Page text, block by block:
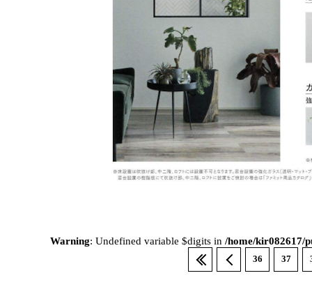
Warning: Undefined variable $digits in /home/kir082617/
36 37